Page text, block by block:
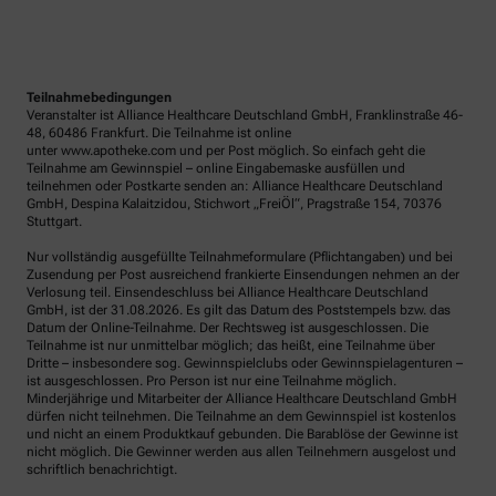
Teilnahmebedingungen
Veranstalter ist Alliance Healthcare Deutschland GmbH, Franklinstraße 46-
48, 60486 Frankfurt. Die Teilnahme ist online
unter www.apotheke.com und per Post möglich. So einfach geht die
Teilnahme am Gewinnspiel – online Eingabemaske ausfüllen und
teilnehmen oder Postkarte senden an: Alliance Healthcare Deutschland
GmbH, Despina Kalaitzidou, Stichwort „FreiÖl“, Pragstraße 154, 70376
Stuttgart.
Nur vollständig ausgefüllte Teilnahmeformulare (Pflichtangaben) und bei
Zusendung per Post ausreichend frankierte Einsendungen nehmen an der
Verlosung teil. Einsendeschluss bei Alliance Healthcare Deutschland
GmbH, ist der 31.08.2026. Es gilt das Datum des Poststempels bzw. das
Datum der Online-Teilnahme. Der Rechtsweg ist ausgeschlossen. Die
Teilnahme ist nur unmittelbar möglich; das heißt, eine Teilnahme über
Dritte – insbesondere sog. Gewinnspielclubs oder Gewinnspielagenturen –
ist ausgeschlossen. Pro Person ist nur eine Teilnahme möglich.
Minderjährige und Mitarbeiter der Alliance Healthcare Deutschland GmbH
dürfen nicht teilnehmen. Die Teilnahme an dem Gewinnspiel ist kostenlos
und nicht an einem Produktkauf gebunden. Die Barablöse der Gewinne ist
nicht möglich. Die Gewinner werden aus allen Teilnehmern ausgelost und
schriftlich benachrichtigt.